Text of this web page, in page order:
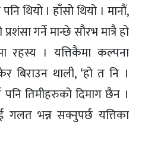
थियो । हाँसो थियो । मानौं,
गर्ने मान्छे सौरभ मात्रै हो
रहस्य । यत्तिकैमा कल्पना
बिराउन थाली, ‘हो त नि ।
तिमीहरुको दिमाग छैन ।
भन्न सक्नुपर्छ यत्तिका